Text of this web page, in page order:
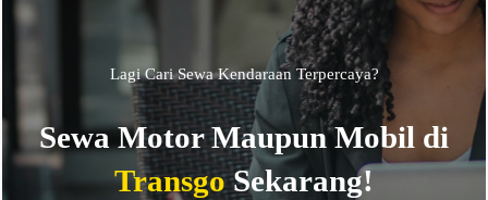
Lagi Cari Sewa Kendaraan Terpercaya?
Sewa Motor Maupun Mobil di
TransgoSekarang!